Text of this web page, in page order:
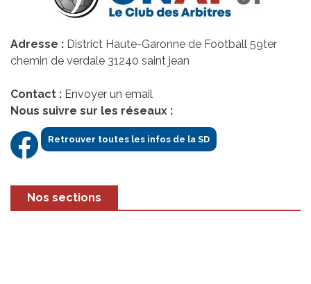
Adresse : District Haute-Garonne de Football 59ter
chemin de verdale 31240 saint jean
Contact : Envoyer un email
Nous suivre sur les réseaux :
Retrouver toutes les infos de la SD
Nos sections